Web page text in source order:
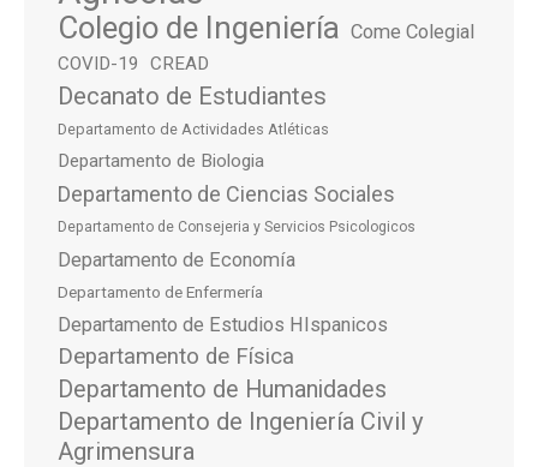
Colegio de Ingeniería Come Colegial
COVID-19 CREAD
Decanato de Estudiantes
Departamento de Actividades Atléticas
Departamento de Biologia
Departamento de Ciencias Sociales
Departamento de Consejeria y Servicios Psicologicos
Departamento de Economía
Departamento de Enfermería
Departamento de Estudios HIspanicos
Departamento de Física
Departamento de Humanidades
Departamento de Ingeniería Civil y
Agrimensura